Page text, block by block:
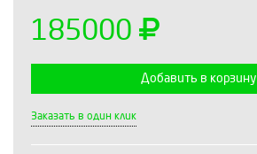
185000
Добавить в корзину
Заказать в один клик